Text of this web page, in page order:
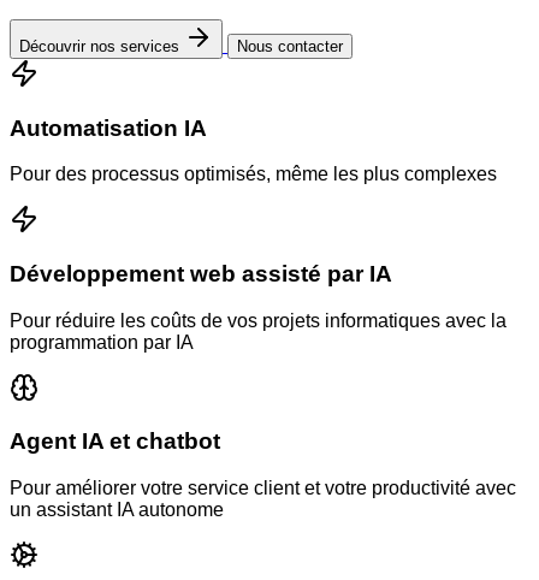
Découvrir nos services Nous contacter
Automatisation IA
Pour des processus optimisés, même les plus complexes
Développement web assisté par IA
Pour réduire les coûts de vos projets informatiques avec la
programmation par IA
Agent IA et chatbot
Pour améliorer votre service client et votre productivité avec
un assistant IA autonome